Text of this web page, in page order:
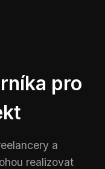
pro
a
realizovat